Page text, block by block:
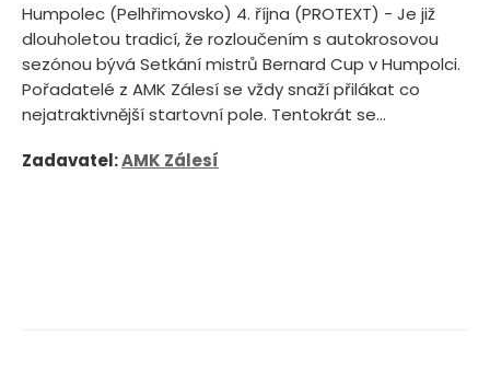
Humpolec (Pelhřimovsko) 4. října (PROTEXT) - Je již
dlouholetou tradicí, že rozloučením s autokrosovou
sezónou bývá Setkání mistrů Bernard Cup v Humpolci.
Pořadatelé z AMK Zálesí se vždy snaží přilákat co
nejatraktivnější startovní pole. Tentokrát se...
Zadavatel:AMK Zálesí